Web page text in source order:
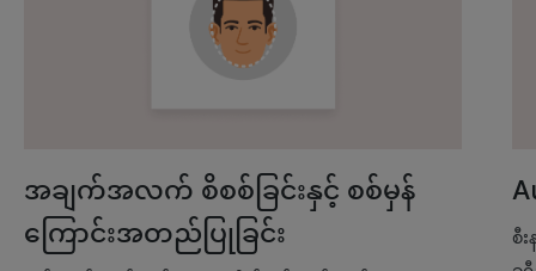
အချက်အလက် စိစစ်ခြင်းနှင့် စစ်မှန်
ကြောင်းအတည်ပြုခြင်း
စီ